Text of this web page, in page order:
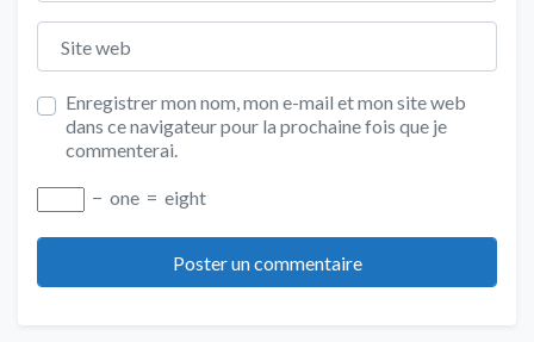
Site web
Enregistrer mon nom, mon e-mail et mon site web
dans ce navigateur pour la prochaine fois que je
commenterai.
− one = eight